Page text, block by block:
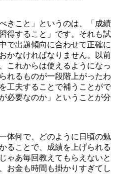
きこと」というのは、「成績
得すること」です。それも試
で出題傾向に合わせて正確に
かなければなりません。以前
これからは使えるようになっ
れるものが一段階上がったわ
工夫することで補うことがで
必要なのか」ということが分
体何で、どのように日頃の勉
ることで、成績を上げられる
ゃあ毎回教えてもらえないと
お金も時間も掛かりすぎてし